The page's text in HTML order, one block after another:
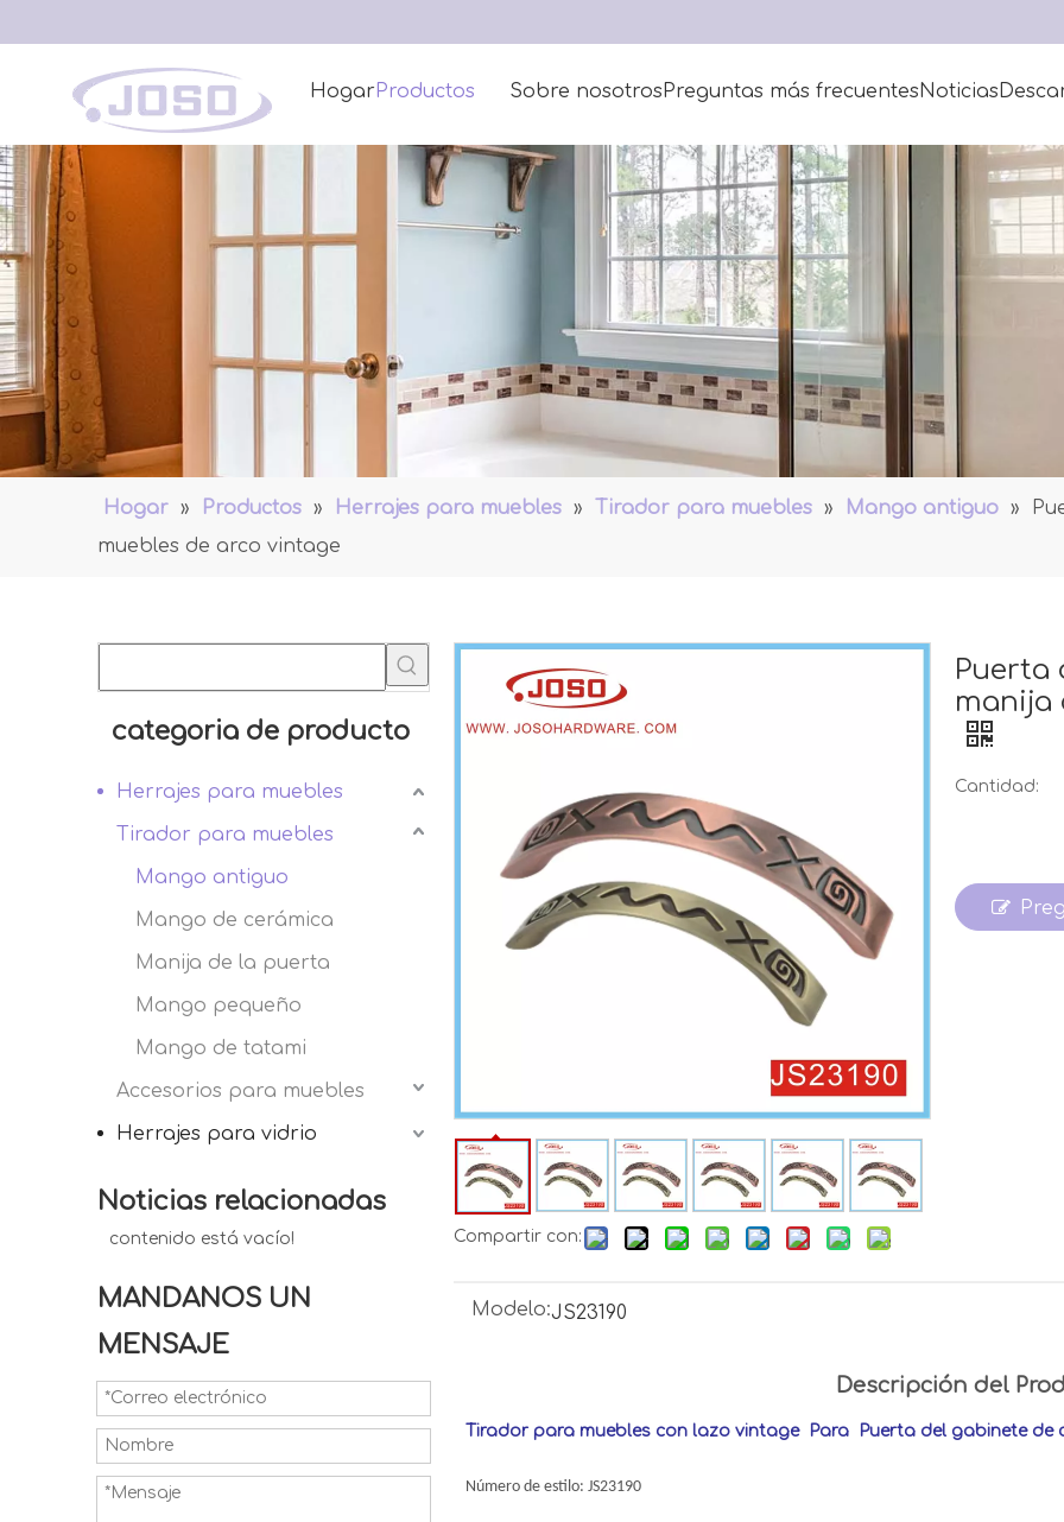
Hogar Productos Sobre nosotrosPreguntas más frecuentesNoticias
Hogar » Productos » Herrajes para muebles » Tirador para muebles » Mango antiguo »
muebles de arco vintage
categoria de producto
Herrajes para muebles
Tirador para muebles
Mango antiguo
Mango de cerámica
Manija de la puerta
Mango pequeño
Mango de tatami
Accesorios para muebles
Herrajes para vidrio
Noticias relacionadas
contenido está vacío!
MANDANOS UN
MENSAJE
Compartir con:
Puerta
manija
Cantidad:
Modelo:JS23190
Descripción del
Tirador para muebles con lazo vintage Para Puerta del gabinete de
Número de estilo: JS23190